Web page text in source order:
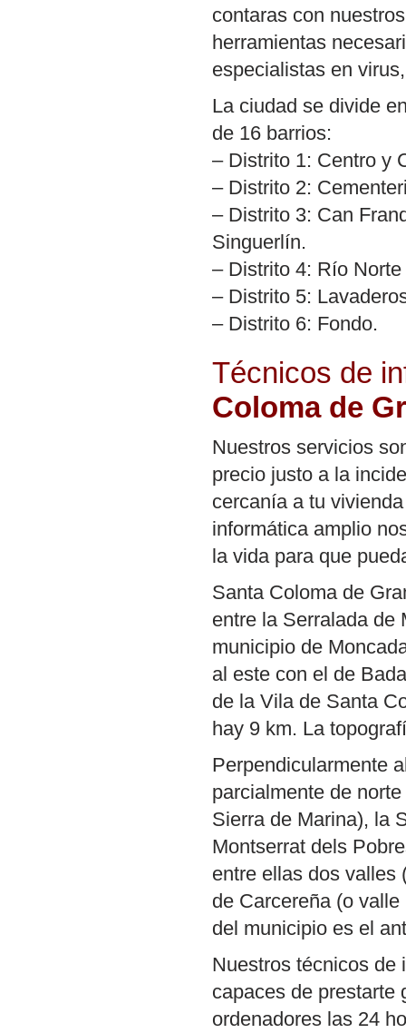
contaras con
herramientas
especialistas en
La ciudad se divide
de 16 barrios:
– Distrito 1: Centro y
– Distrito 2:
– Distrito 3: Can
Singuerlín.
– Distrito 4: Río
– Distrito 5:
– Distrito 6: Fondo.
Técnicos de
Coloma de
Nuestros servicios
precio justo a la
cercanía a tu
informática amplio
la vida para que
Santa Coloma de
entre la Serralada de
municipio de
al este con el de
de la Vila de Santa
hay 9 km. La
Perpendicularmente
parcialmente de
Sierra de Marina), la
Montserrat dels
entre ellas dos valles
de Carcereña (o
del municipio es el
Nuestros técnicos
capaces de prestarte
ordenadores las 24